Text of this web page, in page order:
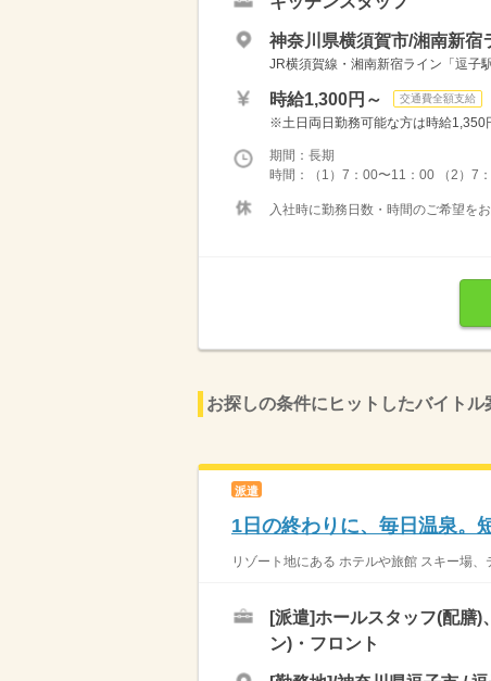
神奈川県横須賀市/湘南新宿
JR横須賀線・湘南新宿ライン「逗子
時給1,300円～ 交通費全額支給
※土日両日勤務可能な方は時給1,350
期間：長期
時間：（1）7：00〜11：00 （2）7
入社時に勤務日数・時間のご希望を
お探しの条件にヒットしたバイトル
派遣
1日の終わりに、毎日温泉。
リゾート地にある ホテルや旅館 スキー場
[派遣]ホールスタッフ(配膳)
ン)・フロント